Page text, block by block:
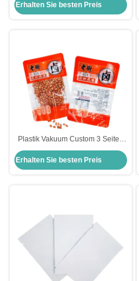
Erhalten Sie besten Preis
Plastik Vakuum Custom 3 Seiten
Siegel Taschen mit
Tränenknochen für Erdnüsse
Snack Trockene
Erhalten Sie besten Preis